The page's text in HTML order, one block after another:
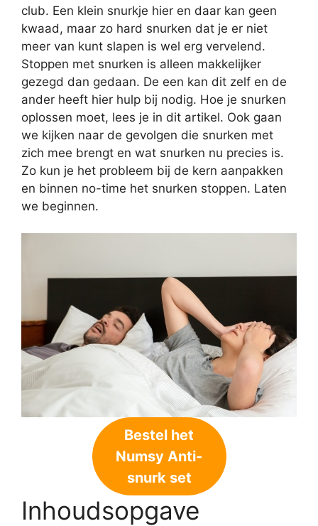
club. Een klein snurkje hier en daar kan geen
kwaad, maar zo hard snurken dat je er niet
meer van kunt slapen is wel erg vervelend.
Stoppen met snurken is alleen makkelijker
gezegd dan gedaan. De een kan dit zelf en de
ander heeft hier hulp bij nodig. Hoe je snurken
oplossen moet, lees je in dit artikel. Ook gaan
we kijken naar de gevolgen die snurken met
zich mee brengt en wat snurken nu precies is.
Zo kun je het probleem bij de kern aanpakken
en binnen no-time het snurken stoppen. Laten
we beginnen.
Bestel het
Numsy Anti-
snurk set
Inhoudsopgave